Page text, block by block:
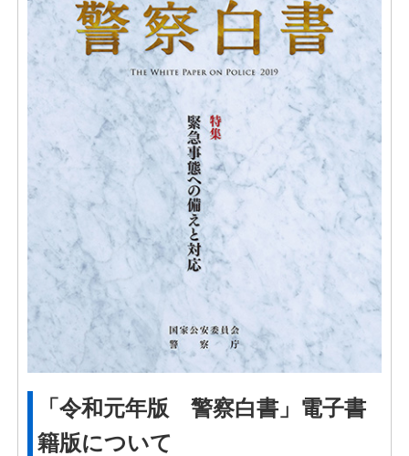
「令和元年版 警察白書」電子書
籍版について